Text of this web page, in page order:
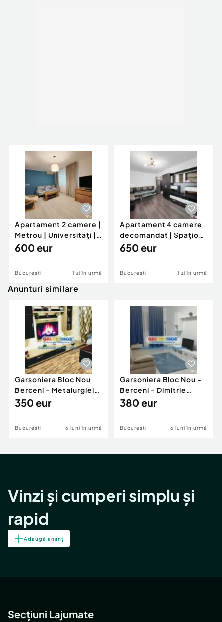
companiei.
Id intern: P17791
Confort:
Tip imobil:Bloc de apartamente
Număr Băi:1
Apartament 2 camere |
Metrou | Universități |
școala 97|
600 eur
Bucuresti 1 zi în urmă
Apartament 4 camere
decomandat | Spațios |
Ideal pentru fam
650 eur
Bucuresti 1 zi în urmă
Anunturi similare
Garsoniera Bloc Nou
Berceni - Metalurgiei
Park - Postalionul
350 eur
Bucuresti 6 luni în urmă
Garsoniera Bloc Nou -
Berceni - Dimitrie
Leonida
380 eur
Bucuresti 6 luni în urmă
Vinzi și cumperi simplu și
rapid
Adaugă anunț
Secțiuni Lajumate